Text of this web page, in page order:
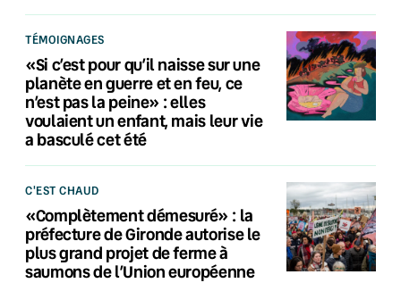
TÉMOIGNAGES
«Si c’est pour qu’il naisse sur une
planète en guerre et en feu, ce
n’est pas la peine» : elles
voulaient un enfant, mais leur vie
a basculé cet été
C'EST CHAUD
«Complètement démesuré» : la
préfecture de Gironde autorise le
plus grand projet de ferme à
saumons de l’Union européenne